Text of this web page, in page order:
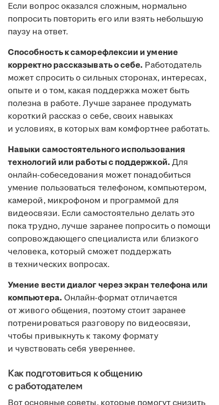
Если вопрос оказался сложным, нормально
попросить повторить его или взять небольшую
паузу на ответ.
Способность к саморефлексии и умение
корректно рассказывать о себе. Работодатель
может спросить о сильных сторонах, интересах,
опыте и о том, какая поддержка может быть
полезна в работе. Лучше заранее продумать
короткий рассказ о себе, своих навыках
и условиях, в которых вам комфортнее работать.
Навыки самостоятельного использования
технологий или работы с поддержкой. Для
онлайн-собеседования может понадобиться
умение пользоваться телефоном, компьютером,
камерой, микрофоном и программой для
видеосвязи. Если самостоятельно делать это
пока трудно, лучше заранее попросить о помощи
сопровождающего специалиста или близкого
человека, который сможет поддержать
в технических вопросах.
Умение вести диалог через экран телефона или
компьютера. Онлайн-формат отличается
от живого общения, поэтому стоит заранее
потренироваться разговору по видеосвязи,
чтобы привыкнуть к такому формату
и чувствовать себя увереннее.
Как подготовиться к общению
с работодателем